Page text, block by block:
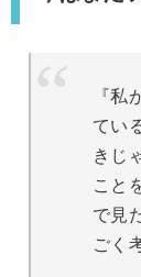
『
てい
きじ
こと
で見
ごく